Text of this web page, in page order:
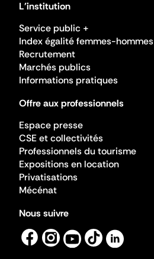
L'institution
Service public +
Index égalité femmes-hommes
Recrutement
Marchés publics
Informations pratiques
Offre aux professionnels
Espace presse
CSE et collectivités
Professionnels du tourisme
Expositions en location
Privatisations
Mécénat
Nous suivre